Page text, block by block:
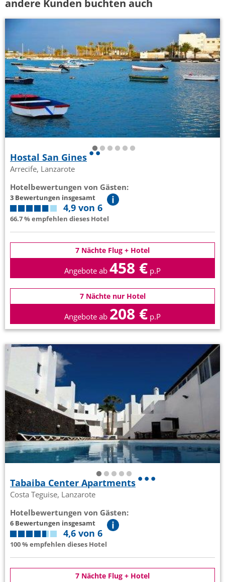
andere Kunden buchten auch
Hostal San Gines
Arrecife, Lanzarote
Hotelbewertungen von Gästen:
3 Bewertungen insgesamt
4,9 von 6
66.7 % empfehlen dieses Hotel
7 Nächte Flug + Hotel
Angebote ab 458 € p.P
7 Nächte nur Hotel
Angebote ab 208 € p.P
Tabaiba Center Apartments
Costa Teguise, Lanzarote
Hotelbewertungen von Gästen:
6 Bewertungen insgesamt
4,6 von 6
100 % empfehlen dieses Hotel
7 Nächte Flug + Hotel